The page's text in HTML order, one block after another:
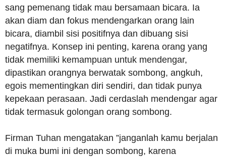
sang pemenang tidak mau bersamaan bicara. Ia
akan diam dan fokus mendengarkan orang lain
bicara, diambil sisi positifnya dan dibuang sisi
negatifnya. Konsep ini penting, karena orang yang
tidak memiliki kemampuan untuk mendengar,
dipastikan orangnya berwatak sombong, angkuh,
egois mementingkan diri sendiri, dan tidak punya
kepekaan perasaan. Jadi cerdaslah mendengar agar
tidak termasuk golongan orang sombong.
Firman Tuhan mengatakan ”janganlah kamu berjalan
di muka bumi ini dengan sombong, karena